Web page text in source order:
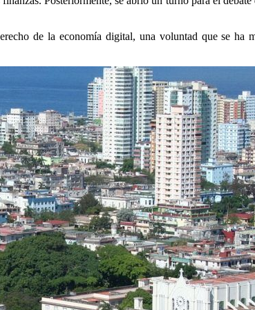
de la economía digital, una voluntad que se ha